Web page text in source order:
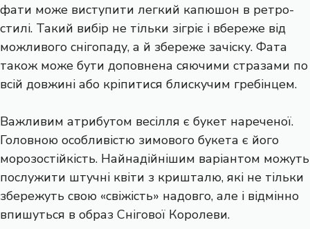
фати може виступити легкий капюшон в ретро-
стилі. Такий вибір не тільки зігріє і вбереже від
можливого снігопаду, а й збереже зачіску. Фата
також може бути доповнена сяючими стразами по
всій довжині або кріпитися блискучим гребінцем.
Важливим атрибутом весілля є букет нареченої.
Головною особливістю зимового букета є його
морозостійкість. Найнадійнішим варіантом можуть
послужити штучні квіти з кришталю, які не тільки
збережуть свою «свіжість» надовго, але і відмінно
впишуться в образ Снігової Королеви.